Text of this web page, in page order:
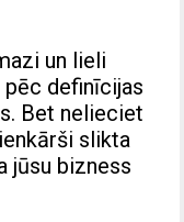
un lieli
pēc definīcijas
Bet nelieciet
slikta
jūsu bizness